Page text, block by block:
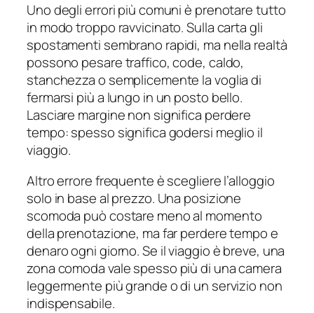
Uno degli errori più comuni è prenotare tutto
in modo troppo ravvicinato. Sulla carta gli
spostamenti sembrano rapidi, ma nella realtà
possono pesare traffico, code, caldo,
stanchezza o semplicemente la voglia di
fermarsi più a lungo in un posto bello.
Lasciare margine non significa perdere
tempo: spesso significa godersi meglio il
viaggio.
Altro errore frequente è scegliere l’alloggio
solo in base al prezzo. Una posizione
scomoda può costare meno al momento
della prenotazione, ma far perdere tempo e
denaro ogni giorno. Se il viaggio è breve, una
zona comoda vale spesso più di una camera
leggermente più grande o di un servizio non
indispensabile.